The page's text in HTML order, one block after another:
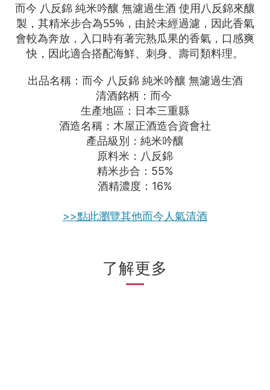
而今 八反錦 純米吟釀 無濾過生酒 使用八反錦來釀
製，其精米步合為55%，由於未經過濾，因此香氣
會較為奔放，入口時有著完熟瓜果的香氣，口感爽
快，因此適合搭配海鮮、刺身、壽司類料理。
出品名稱：而今 八反錦 純米吟釀 無濾過生酒
清酒銘柄： 而今
生產地區：日本三重縣
酒造名稱：木屋正酒造合資會社
產品級別：純米吟釀
原料米： 八反錦
精米步合：55%
酒精濃度：16%
>>點此瀏覽其他而今人氣清酒
了解更多